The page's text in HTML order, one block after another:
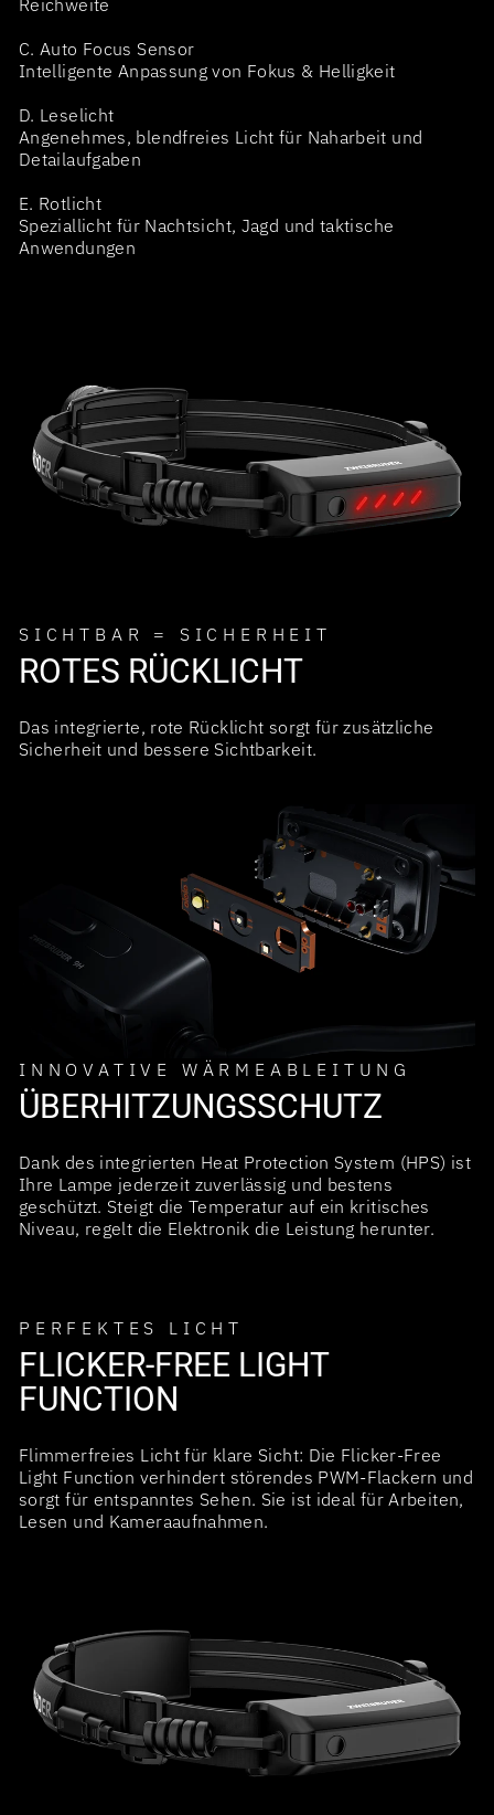
C. Auto Focus Sensor
Intelligente Anpassung von Fokus & Helligkeit
D. Leselicht
Angenehmes, blendfreies Licht für Naharbeit und
Detailaufgaben
E. Rotlicht
Speziallicht für Nachtsicht, Jagd und taktische
Anwendungen
SICHTBAR = SICHERHEIT
ROTES RÜCKLICHT
Das integrierte, rote Rücklicht sorgt für zusätzliche
Sicherheit und bessere Sichtbarkeit.
INNOVATIVE WÄRMEABLEITUNG
ÜBERHITZUNGSSCHUTZ
Dank des integrierten Heat Protection System (HPS) ist
Ihre Lampe jederzeit zuverlässig und bestens
geschützt. Steigt die Temperatur auf ein kritisches
Niveau, regelt die Elektronik die Leistung herunter.
PERFEKTES LICHT
FLICKER-FREE LIGHT
FUNCTION
Flimmerfreies Licht für klare Sicht: Die Flicker-Free
Light Function verhindert störendes PWM-Flackern und
sorgt für entspanntes Sehen. Sie ist ideal für Arbeiten,
Lesen und Kameraaufnahmen.